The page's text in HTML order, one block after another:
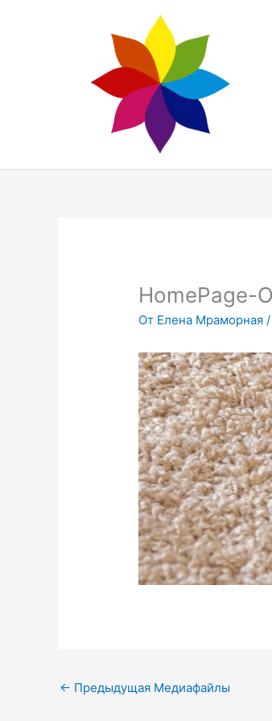
HomePage-
От Елена Мраморная/
← Предыдущая Медиафайлы